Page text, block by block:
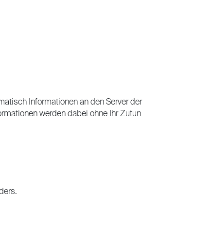
Informationen an den Server der
werden dabei ohne Ihr Zutun